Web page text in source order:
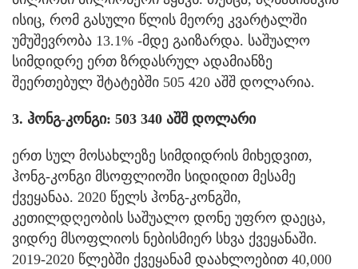
ისიც, რომ გასული წლის მეორე კვარტალში
უმუშევრობა 13.1% -მდე გაიზარდა. საშუალო
სიმდიდრე ერთ ზრდასრულ ადამიანზე
შეერთებულ შტატებში 505 420 აშშ დოლარია.
3. ჰონგ-კონგი: 503 340 აშშ დოლარი
ერთ სულ მოსახლეზე სიმდიდრის მიხედვით,
ჰონგ-კონგი მსოფლიოში სიდიდით მესამე
ქვეყანაა. 2020 წელს ჰონგ-კონგში,
კეთილდღეობის საშუალო დონე უფრო დაეცა,
ვიდრე მსოფლიოს ნებისმიერ სხვა ქვეყანაში.
2019-2020 წლებში ქვეყანამ დაახლოებით 40,000